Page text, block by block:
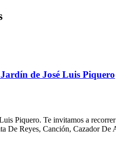
de José Luis Piquero
Piquero. Te invitamos a
De Reyes, Canción, Cazador